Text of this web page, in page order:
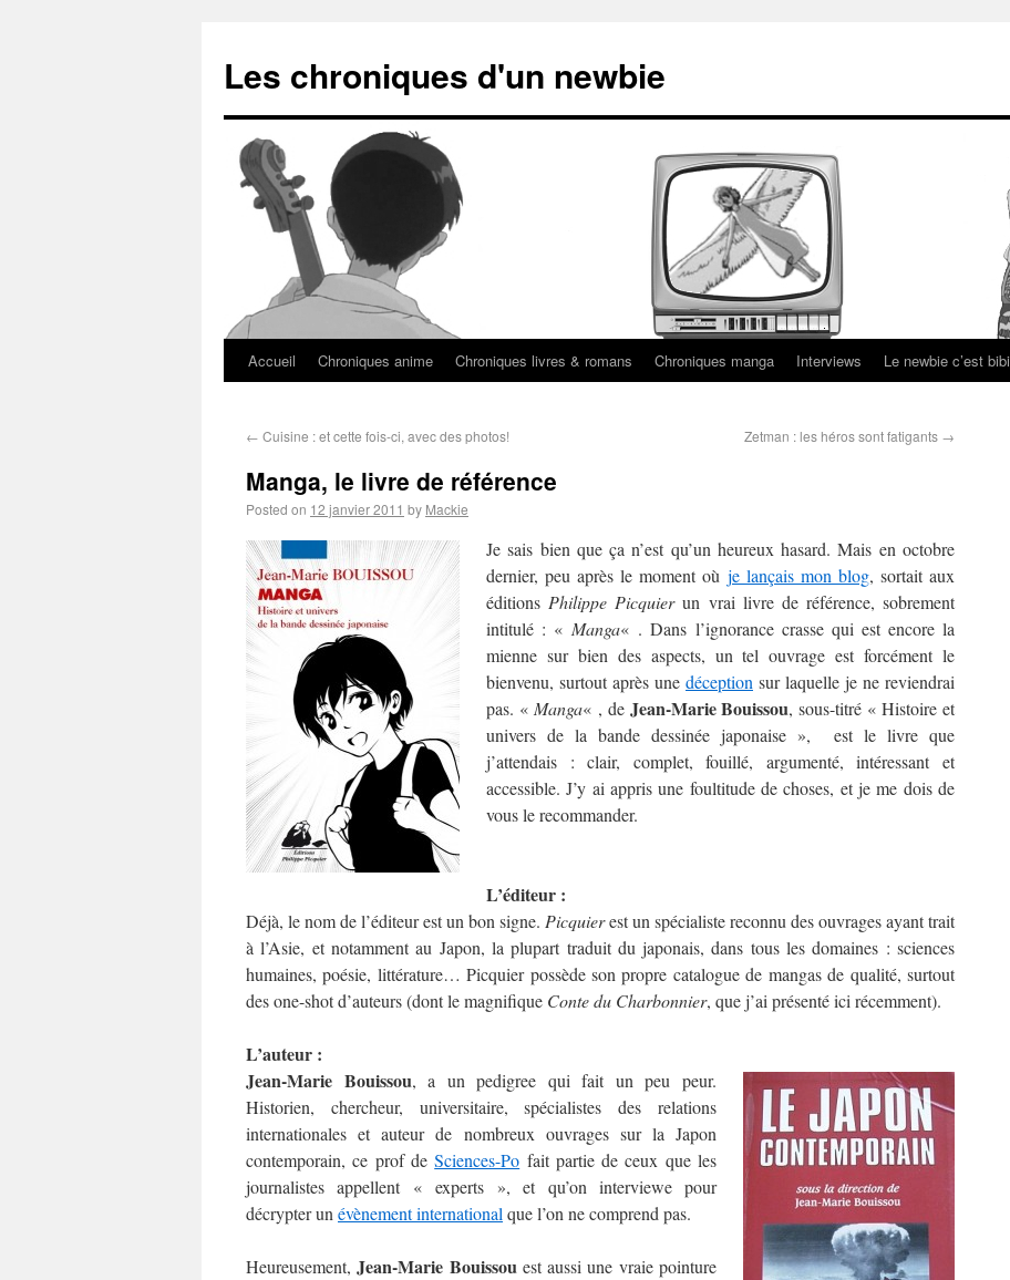
Les chroniques d'un newbie
Accueil Chroniques anime Chroniques livres & romans Chroniques manga Interviews Le newbie c’est bibi
← Cuisine : et cette fois-ci, avec des photos! Zetman : les héros sont fatigants →
Manga, le livre de référence
Posted on 12 janvier 2011 by Mackie
Je sais bien que ça n’est qu’un heureux hasard. Mais en octobre
dernier, peu après le moment où je lançais mon blog, sortait aux
éditions Philippe Picquierun vrai livre de référence, sobrement
intitulé : « Manga« . Dans l’ignorance crasse qui est encore la
mienne sur bien des aspects, un tel ouvrage est forcément le
bienvenu, surtout après une déception sur laquelle je ne reviendrai
pas. « Manga« , de Jean-Marie Bouissou, sous-titré « Histoire et
univers de la bande dessinée japonaise », est le livre que
j’attendais : clair, complet, fouillé, argumenté, intéressant et
accessible. J’y ai appris une foultitude de choses, et je me dois de
vous le recommander.
L’éditeur :
Déjà, le nom de l’éditeur est un bon signe. Picquierest un spécialiste reconnu des ouvrages ayant trait
à l’Asie, et notamment au Japon, la plupart traduit du japonais, dans tous les domaines : sciences
humaines, poésie, littérature… Picquier possède son propre catalogue de mangas de qualité, surtout
des one-shot d’auteurs (dont le magnifique Conte du Charbonnier, que j’ai présenté ici récemment).
L’auteur :
Jean-Marie Bouissou, a un pedigree qui fait un peu peur.
Historien, chercheur, universitaire, spécialistes des relations
internationales et auteur de nombreux ouvrages sur la Japon
contemporain, ce prof deSciences-Po fait partie de ceux que les
journalistes appellent « experts », et qu’on interviewe pour
décrypter un évènement international que l’on ne comprend pas.
Heureusement,Jean-Marie Bouissou est aussi une vraie pointure